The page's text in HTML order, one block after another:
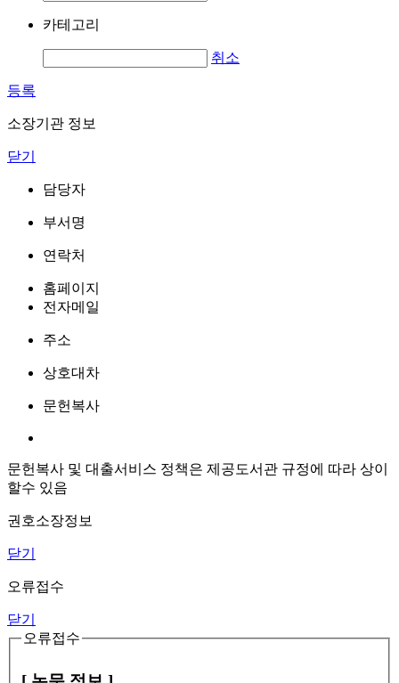
카테고리
취소
등록
소장기관 정보
닫기
담당자
부서명
연락처
홈페이지
전자메일
주소
상호대차
문헌복사
문헌복사 및 대출서비스 정책은 제공도서관 규정에 따라 상이
할수 있음
권호소장정보
닫기
오류접수
닫기
오류접수